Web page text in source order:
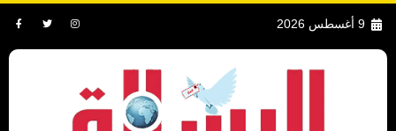
9 أغسطس 2026